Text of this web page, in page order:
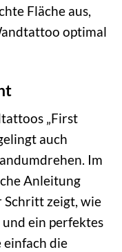
Fläche aus,
optimal
„First
auch
Im
Anleitung
zeigt, wie
ein perfektes
einfach die